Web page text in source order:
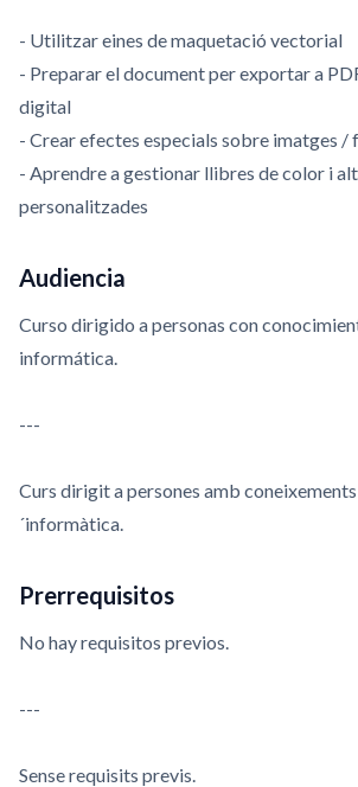
- Utilitzar eines de maquetació vectorial
- Preparar el document per exportar a
digital
- Crear efectes especials sobre imatges /
- Aprendre a gestionar llibres de color i
personalitzades
Audiencia
Curso dirigido a personas con
informática.
---
Curs dirigit a persones amb
´informàtica.
Prerrequisitos
No hay requisitos previos.
---
Sense requisits previs.